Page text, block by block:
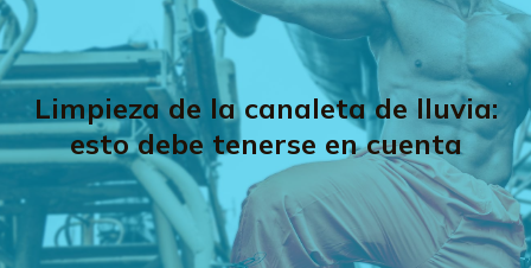
Limpieza de la canaleta de lluvia:
esto debe tenerse en cuenta